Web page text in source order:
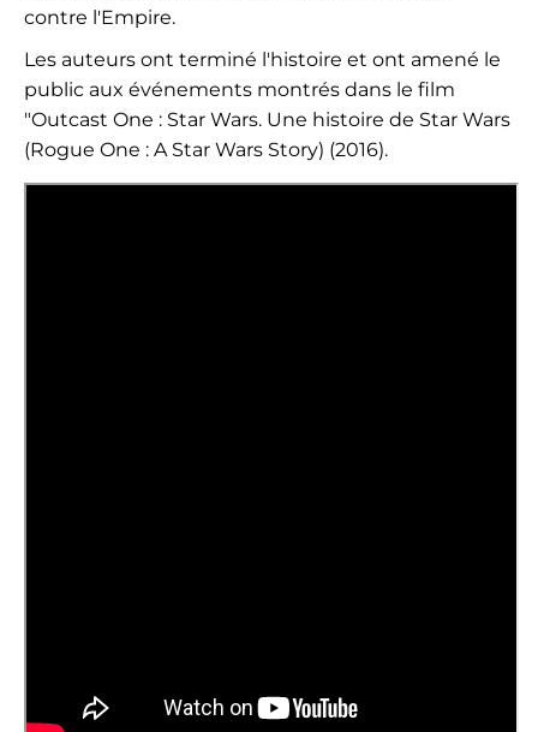
contre l'Empire.
Les auteurs ont terminé l'histoire et ont amené le
public aux événements montrés dans le film
"Outcast One : Star Wars. Une histoire de Star Wars
(Rogue One : A Star Wars Story) (2016).